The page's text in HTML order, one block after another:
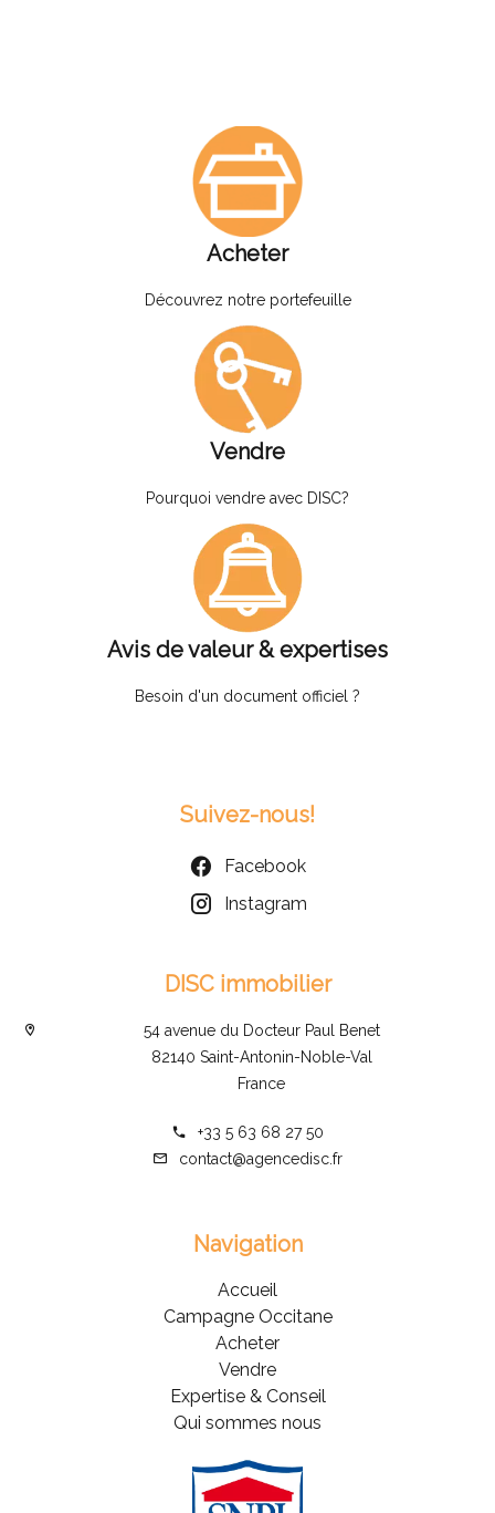
Acheter
Découvrez notre portefeuille
Vendre
Pourquoi vendre avec DISC?
Avis de valeur & expertises
Besoin d'un document officiel ?
Suivez-nous!
Facebook
Instagram
DISC immobilier
54 avenue du Docteur Paul Benet
82140 Saint-Antonin-Noble-Val
France
+33 5 63 68 27 50
contact@agencedisc.fr
Navigation
Accueil
Campagne Occitane
Acheter
Vendre
Expertise & Conseil
Qui sommes nous